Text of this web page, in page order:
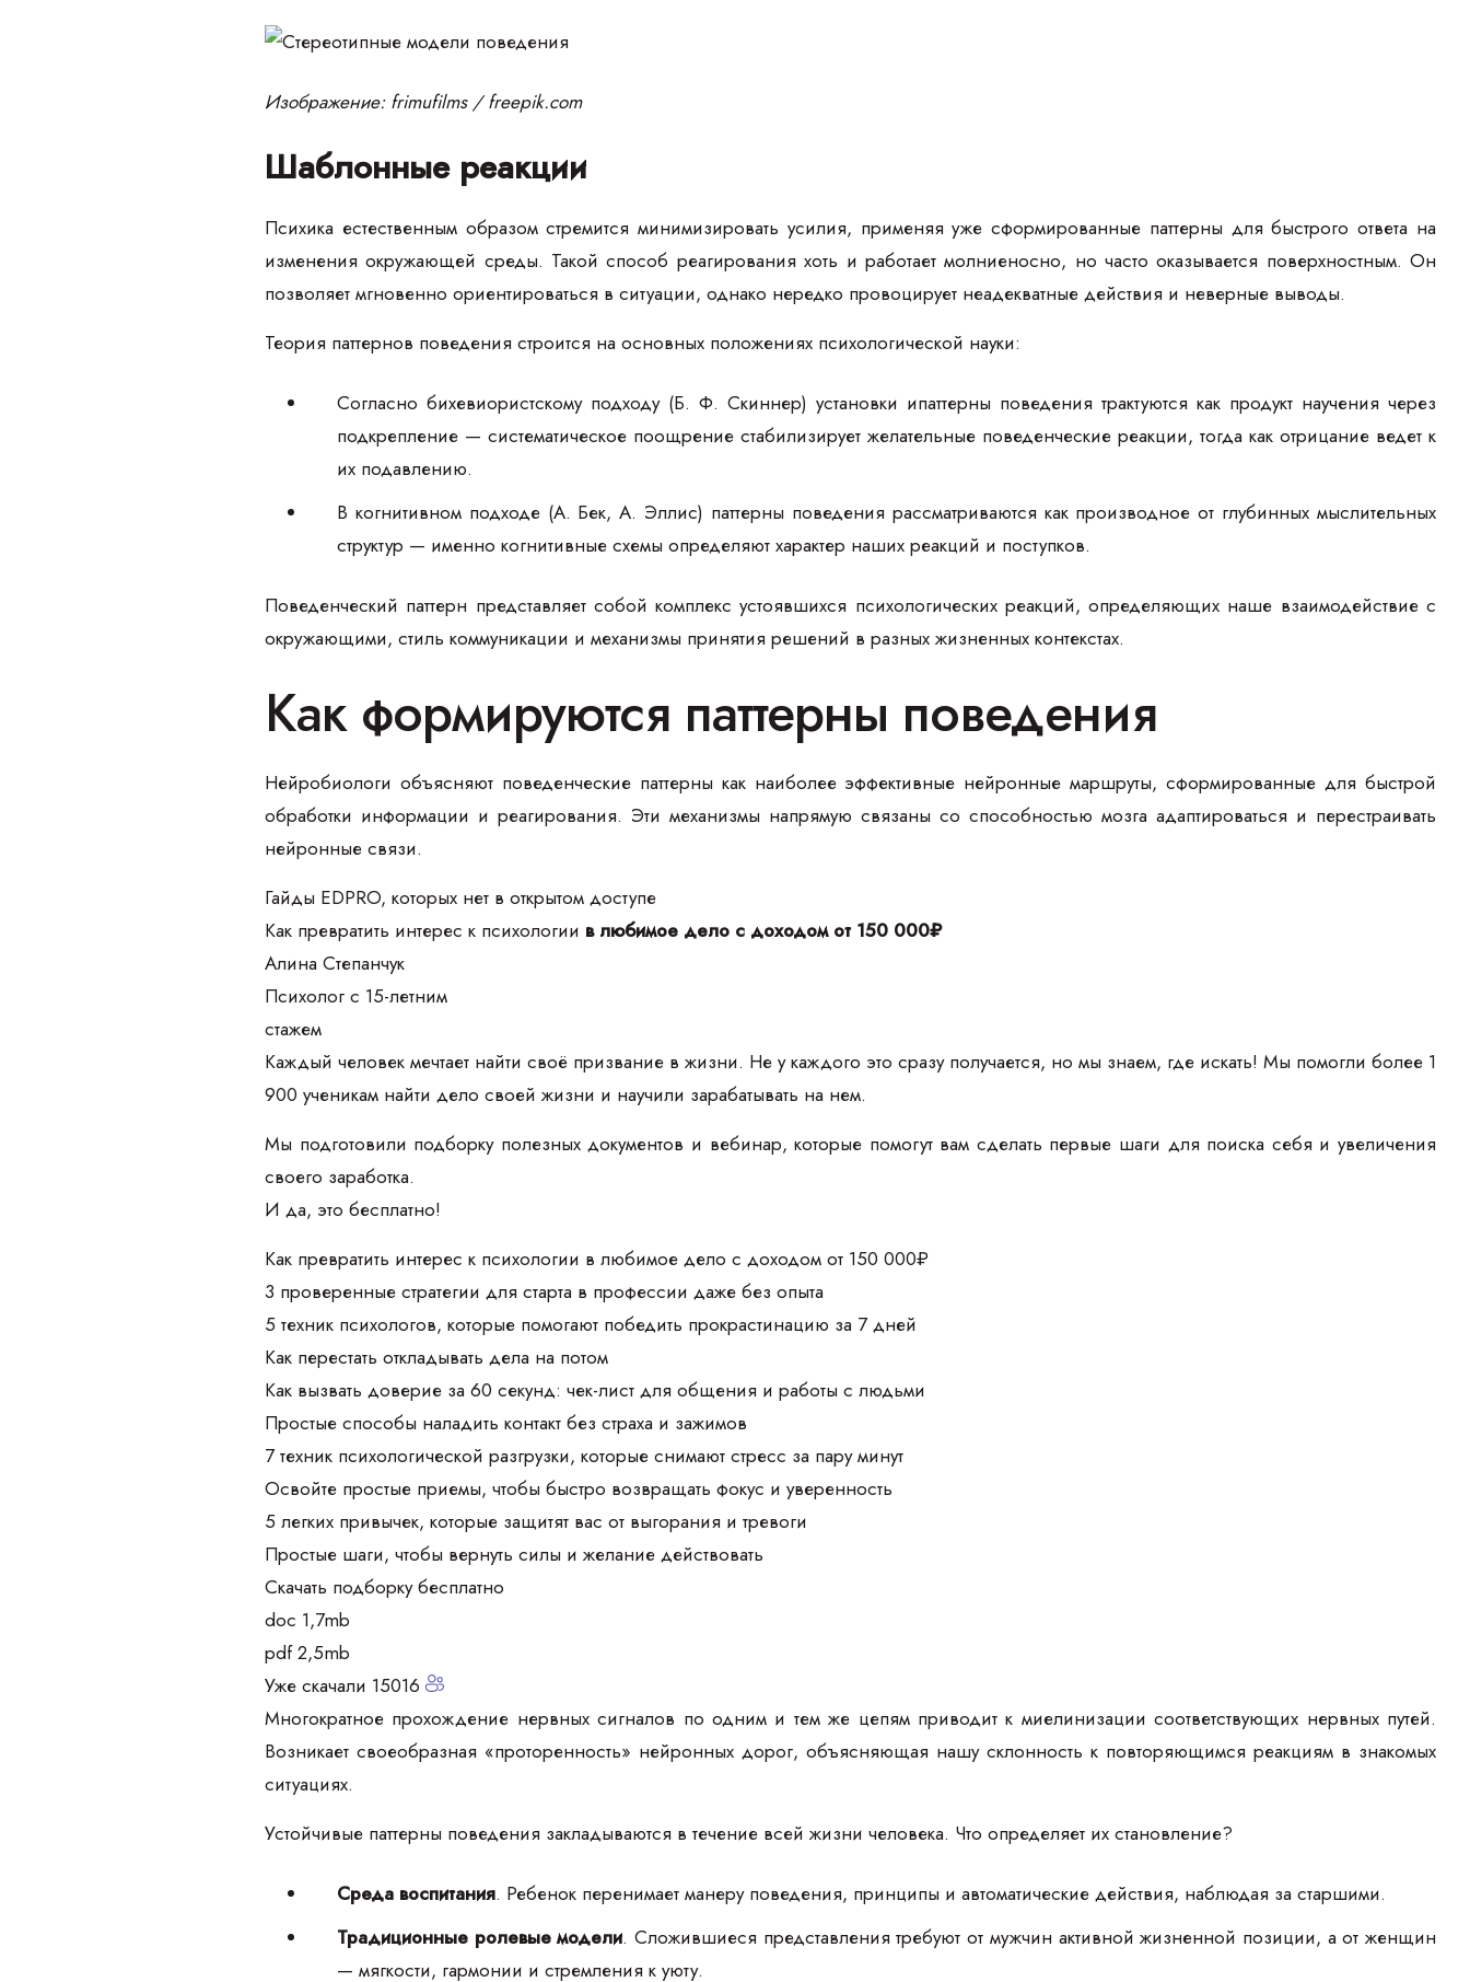
Изображение: frimufilms / freepik.com
Шаблонные реакции
Психика естественным образом стремится минимизировать усилия, применяя уже сформированные паттерны для быстрого ответа на
изменения окружающей среды. Такой способ реагирования хоть и работает молниеносно, но часто оказывается поверхностным. Он
позволяет мгновенно ориентироваться в ситуации, однако нередко провоцирует неадекватные действия и неверные выводы.
Теория паттернов поведения строится на основных положениях психологической науки:
Согласно бихевиористскому подходу (Б. Ф. Скиннер) установки ипаттерны поведения трактуются как продукт научения через
подкрепление — систематическое поощрение стабилизирует желательные поведенческие реакции, тогда как отрицание ведет к
их подавлению.
В когнитивном подходе (А. Бек, А. Эллис) паттерны поведения рассматриваются как производное от глубинных мыслительных
структур — именно когнитивные схемы определяют характер наших реакций и поступков.
Поведенческий паттерн представляет собой комплекс устоявшихся психологических реакций, определяющих наше взаимодействие с
окружающими, стиль коммуникации и механизмы принятия решений в разных жизненных контекстах.
Как формируются паттерны поведения
Нейробиологи объясняют поведенческие паттерны как наиболее эффективные нейронные маршруты, сформированные для быстрой
обработки информации и реагирования. Эти механизмы напрямую связаны со способностью мозга адаптироваться и перестраивать
нейронные связи.
Гайды EDPRO, которых нет в открытом доступе
Как превратить интерес к психологии в любимое дело с доходом от 150 000₽
Алина Степанчук
Психолог с 15-летним
стажем
Каждый человек мечтает найти своё призвание в жизни. Не у каждого это сразу получается, но мы знаем, где искать! Мы помогли более 1
900 ученикам найти дело своей жизни и научили зарабатывать на нем.
Мы подготовили подборку полезных документов и вебинар, которые помогут вам сделать первые шаги для поиска себя и увеличения
своего заработка.
И да, это бесплатно!
Как превратить интерес к психологии в любимое дело с доходом от 150 000₽
3 проверенные стратегии для старта в профессии даже без опыта
5 техник психологов, которые помогают победить прокрастинацию за 7 дней
Как перестать откладывать дела на потом
Как вызвать доверие за 60 секунд: чек-лист для общения и работы с людьми
Простые способы наладить контакт без страха и зажимов
7 техник психологической разгрузки, которые снимают стресс за пару минут
Освойте простые приемы, чтобы быстро возвращать фокус и уверенность
5 легких привычек, которые защитят вас от выгорания и тревоги
Простые шаги, чтобы вернуть силы и желание действовать
Скачать подборку бесплатно
doc 1,7mb
pdf 2,5mb
Уже скачали 15016
Многократное прохождение нервных сигналов по одним и тем же цепям приводит к миелинизации соответствующих нервных путей.
Возникает своеобразная «проторенность» нейронных дорог, объясняющая нашу склонность к повторяющимся реакциям в знакомых
ситуациях.
Устойчивые паттерны поведения закладываются в течение всей жизни человека. Что определяет их становление?
Среда воспитания. Ребенок перенимает манеру поведения, принципы и автоматические действия, наблюдая за старшими.
Традиционные ролевые модели. Сложившиеся представления требуют от мужчин активной жизненной позиции, а от женщин
— мягкости, гармонии и стремления к уюту.